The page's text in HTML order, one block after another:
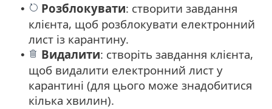
• Розблокувати: створити завдання
клієнта, щоб розблокувати електронний
лист із карантину.
• Видалити: створіть завдання клієнта,
щоб видалити електронний лист у
карантині (для цього може знадобитися
кілька хвилин).